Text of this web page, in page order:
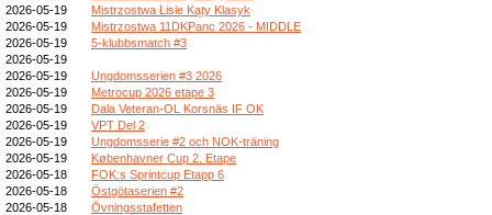
2026-05-19
Mistrzostwa Lisie Kąty Klasyk
2026-05-19
Mistrzostwa 11DKPanc 2026 - MIDDLE
2026-05-19
5-klubbsmatch #3
2026-05-19
2026-05-19
Ungdomsserien #3 2026
2026-05-19
Metrocup 2026 etape 3
2026-05-19
Dala Veteran-OL Korsnäs IF OK
2026-05-19
VPT Del 2
2026-05-19
Ungdomsserie #2 och NOK-träning
2026-05-19
Københavner Cup 2. Etape
2026-05-18
FOK:s Sprintcup Etapp 6
2026-05-18
Östgötaserien #2
2026-05-18
Övningsstafetten